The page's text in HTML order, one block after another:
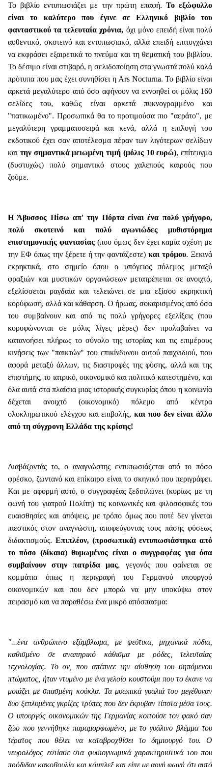
Το βιβλίο εντυπωσιάζει με την πρώτη επαφή. Το εξώφυλλο
είναι το καλύτερο που έγινε σε Ελληνικό βιβλίο του
φανταστικού τα τελευταία χρόνια, όχι μόνο επειδή είναι πολύ
αυθεντικό, σκοτεινό και εντυπωσιακό, αλλά επειδή επιτυγχάνει
να εκφράσει εξαιρετικά το πνεύμα και τη θεματική του βιβλίου.
Το δέσιμο είναι στιβαρό, η σελιδοποίηση στα γνωστά πολύ καλά
πρότυπα που μας έχει συνηθίσει η Ars Nocturna. Το βιβλίο είναι
αρκετά μεγαλύτερο από όσο αφήνουν να εννοηθεί οι μόλις 160
σελίδες του, καθώς είναι αρκετά πυκνογραμμένο και
"πατικωμένο". Προσωπικά θα το προτιμούσα πιο "αεράτο", με
μεγαλύτερη γραμματοσειρά και κενά, αλλά η επιλογή του
εκδοτικού έχει σαν αποτέλεσμα πέραν των λιγότερων σελίδων
και την σημαντικά μειωμένη τιμή (μόλις 10 ευρώ), επίτευγμα
(δυστυχώς) πολύ σημαντικό στους χαλεπούς καιρούς που
ζούμε.
Η Άβυσσος Πίσω απ' την Πόρτα είναι ένα πολύ γρήγορο,
πολύ σκοτεινό και πολύ αγωνιώδες μυθιστόρημα
επιστημονικής φαντασίας (που όμως δεν έχει καμία σχέση με
την ΕΦ όπως την ξέρετε ή την φαντάζεστε)και τρόμου. Ξεκινά
εκρηκτικά, στο σημείο όπου ο υπόγειος πόλεμος μεταξύ
φραξιών και μυστικών οργανώσεων μετατρέπεται σε ανοιχτό,
εξελίσσεται ραγδαία και τελειώνει σε μια εξίσου εκρηκτική
κορύφωση, αλλά και κάθαρση. Ο ήρωας, σοκαρισμένος από όσα
του συμβαίνουν και από τις πολύ γρήγορες εξελίξεις (που
κορυφώνονται σε μόλις λίγες μέρες) δεν προλαβαίνει να
κατανοήσει πλήρως το σύνολο της ιστορίας και τις επιμέρους
κινήσεις των "παικτών" του επικίνδυνου αυτού παιχνιδιού, που
αφορά μεταξύ άλλων, τις διαστροφές της φύσης, αλλά και της
επιστήμης, το ιατρικό, οικονομικό και πολιτικό κατεστημένο, και
όλα αυτά στα πλαίσια μιας ιστορικής συγκυρίας όπου η κοινωνία
δέχεται ανοιχτό (οικονομικό) πόλεμο από κέντρα
ολοκληρωτικού ελέγχου και επιβολής, και που δεν είναι άλλο
από τη σύγχρονη Ελλάδα της κρίσης!
Διαβάζοντάς το, ο αναγνώστης εντυπωσιάζεται από το πόσο
φρέσκο, ζωντανό και επίκαιρο είναι το σκηνικό που περιγράφει.
Και με αφορμή αυτό, ο συγγραφέας ξεδιπλώνει (κυρίως με τη
φωνή του γιατρού Πολίτη) τις κοινωνικές και φιλοσοφικές του
ευαισθησίες και απόψεις, με τρόπο όμως που ποτέ δεν γίνεται
πιεστικός στον αναγνώστη, αποφεύγοντας τους πάσης φύσεως
διδακτισμούς. Επιπλέον, (προσωπικά) εντυπωσιάστηκα από
το πόσο (δίκαια) θυμωμένος είναι ο συγγραφέας για όσα
συμβαίνουν στην πατρίδα μας, γεγονός που φαίνεται σε
κομμάτια όπως η περιγραφή του Γερμανού υπουργού
οικονομικών και που δεν μπορώ να μην υποκύψω στον
πειρασμό και να παραθέσω ένα μικρό απόσπασμα:
"...ένα ανθρώπινο εξάμβλωμα, με ψεύτικα, μηχανικά πόδια,
καθισμένο σε αναπηρικό κάθισμα με ρόδες, τελευταίας
τεχνολογίας. Το ον, που απέπνεε την αίσθηση του σηπόμενου
πτώματος, ήταν ντυμένο με ένα γελοίο κουστούμι που το έκανε να
μοιάζει με σπασμένη κούκλα. Τα μυωπικά γυαλιά του μεγέθυναν
δυο ξεπλυμένες γκρίζες τρύπες που δεν έκρυβαν τίποτα μέσα τους.
Ο υπουργός οικονομικών της Γερμανίας κοιτούσε τον φακό σαν
ζώο που γεννήθηκε παραμορφωμένο, με το γυάλινο βλέμμα του
τέρατος που θέλει να καταβροχθίσει το δημιουργό του. Ο
νευρολόγος εστίασε στα φυσιογνωμικά χαρακτηριστικά του που
πρόδιδαν κακοβουλία και κόμπλεξ και είπε με αργή φωνή ότι αυτό